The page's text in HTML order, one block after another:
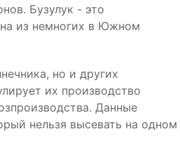
Бузулук - это
из немногих в Южном
но и других
их производство
Данные
нельзя высевать на одном